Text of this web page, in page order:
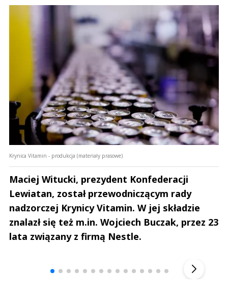
Krynica Vitamin - produkcja (materiały prasowe)
Maciej Witucki, prezydent Konfederacji
Lewiatan, został przewodniczącym rady
nadzorczej Krynicy Vitamin. W jej składzie
znalazł się też m.in. Wojciech Buczak, przez 23
lata związany z firmą Nestle.